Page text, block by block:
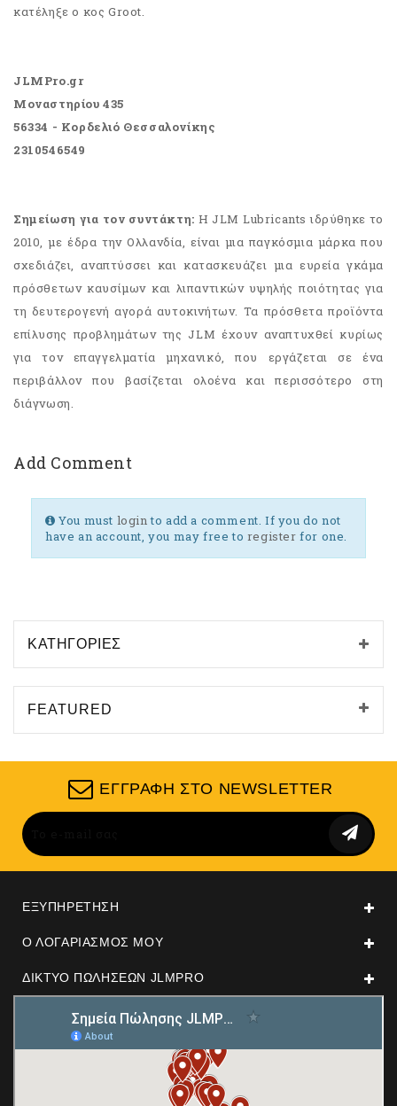
κατέληξε ο κος Groot.
JLMPro.gr
Μοναστηρίου 435
56334 - Κορδελιό Θεσσαλονίκης
2310546549
Σημείωση για τον συντάκτη: Η JLM Lubricants ιδρύθηκε το
2010, με έδρα την Ολλανδία, είναι μια παγκόσμια μάρκα που
σχεδιάζει, αναπτύσσει και κατασκευάζει μια ευρεία γκάμα
πρόσθετων καυσίμων και λιπαντικών υψηλής ποιότητας για
τη δευτερογενή αγορά αυτοκινήτων. Τα πρόσθετα προϊόντα
επίλυσης προβλημάτων της JLM έχουν αναπτυχθεί κυρίως
για τον επαγγελματία μηχανικό, που εργάζεται σε ένα
περιβάλλον που βασίζεται ολοένα και περισσότερο στη
διάγνωση.
Add Comment
You must loginto add a comment. If you do not
have an account, you may free to register for one.
ΚΑΤΗΓΟΡΊΕΣ
FEATURED
ΕΓΓΡΑΦΉ ΣΤΟ NEWSLETTER
ΕΞΥΠΗΡΈΤΗΣΗ
Ο ΛΟΓΑΡΙΑΣΜΌΣ ΜΟΥ
ΔΊΚΤΥΟ ΠΩΛΉΣΕΩΝ JLMPRO